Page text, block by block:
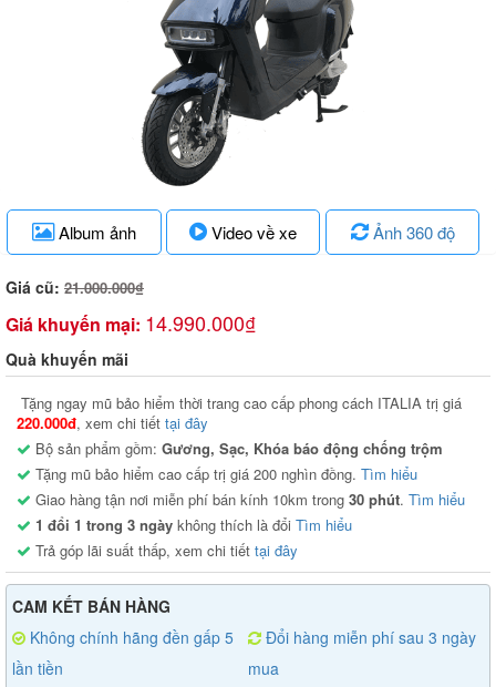
Album ảnh Video về xe Ảnh 360 độ
Giá cũ: 21.000.000₫
Giá khuyến mại: 14.990.000₫
Quà khuyến mãi
Tặng ngay mũ bảo hiểm thời trang cao cấp phong cách ITALIA trị giá
220.000đ, xem chi tiết tại đây
Bộ sản phẩm gồm: Gương, Sạc, Khóa báo động chống trộm
Tặng mũ bảo hiểm cao cấp trị giá 200 nghìn đồng. Tìm hiểu
Giao hàng tận nơi miễn phí bán kính 10km trong 30 phút. Tìm hiểu
1 đổi 1 trong 3 ngày không thích là đổi Tìm hiểu
Trả góp lãi suất thấp, xem chi tiết tại đây
CAM KẾT BÁN HÀNG
Không chính hãng đền gấp 5
lần tiền
Đổi hàng miễn phí sau 3 ngày
mua